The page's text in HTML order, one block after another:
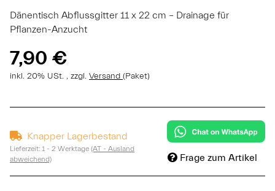
Dänentisch Abflussgitter 11 x 22 cm – Drainage für
Pflanzen-Anzucht
7,90 €
inkl. 20% USt. , zzgl. Versand (Paket)
Knapper Lagerbestand
Lieferzeit: 1 - 2 Werktage (AT - Ausland
abweichend)
Frage zum Artikel